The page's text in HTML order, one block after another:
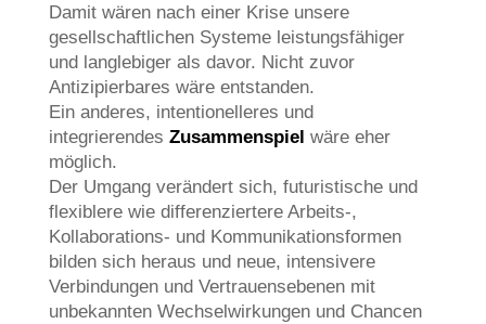
Damit wären nach einer Krise unsere
gesellschaftlichen Systeme leistungsfähiger
und langlebiger als davor. Nicht zuvor
Antizipierbares wäre entstanden.
Ein anderes, intentionelleres und
integrierendes Zusammenspiel wäre eher
möglich.
Der Umgang verändert sich, futuristische und
flexiblere wie differenziertere Arbeits-,
Kollaborations- und Kommunikationsformen
bilden sich heraus und neue, intensivere
Verbindungen und Vertrauensebenen mit
unbekannten Wechselwirkungen und Chancen